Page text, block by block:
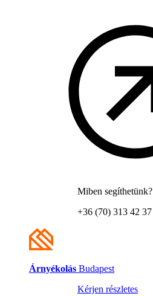
Miben segíthetünk?
+36 (70) 313 42 37
Árnyékolás Budapest
Kérjen részletes